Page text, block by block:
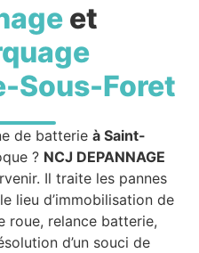
et
Sous-Foret
de batterie à Saint-
? NCJ DEPANNAGE
Il traite les pannes
lieu d’immobilisation de
roue, relance batterie,
d’un souci de